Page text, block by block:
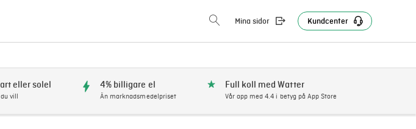
Mina sidor Kundcenter
eller solel
vill
4% billigare el
Än marknadsmedelpriset
Full koll med Watter
Vår app med 4.4 i betyg på App Store